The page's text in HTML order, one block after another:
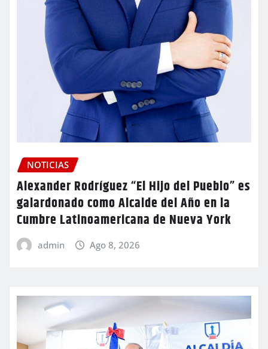
NOTICIAS
Alexander Rodríguez “El Hijo del Pueblo” es
galardonado como Alcalde del Año en la
Cumbre Latinoamericana de Nueva York
admin Ago 8, 2026